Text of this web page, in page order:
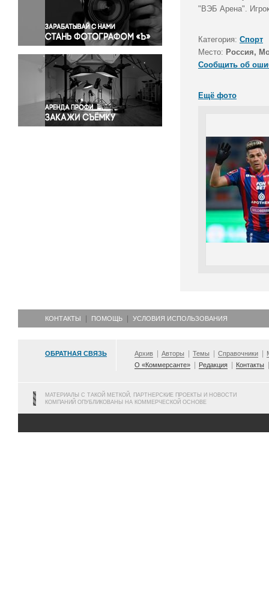
Правосудие
Происшествия и конфликты
Религия
Светская жизнь
Спорт
Экология
Экономика и бизнес
"ВЭБ Арена".
Категория: Спорт
Место: Россия,
Сообщить об
Ещё фото
КОНТАКТЫ ПОМОЩЬ УСЛОВИЯ ИСПОЛЬЗОВАНИЯ
ОБРАТНАЯ СВЯЗЬ Архив Авторы Темы Справочники
О «Коммерсанте»
Редакция Контакты
МАТЕРИАЛЫ С ТАКОЙ МЕТКОЙ, ПАРТНЕРСКИЕ ПРОЕКТЫ И НОВОСТИ
КОМПАНИЙ ОПУБЛИКОВАНЫ НА КОММЕРЧЕСКОЙ ОСНОВЕ